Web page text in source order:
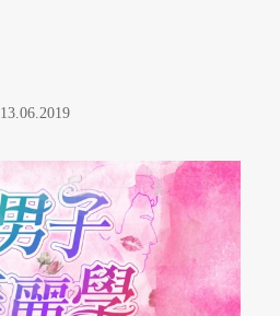
13.06.2019